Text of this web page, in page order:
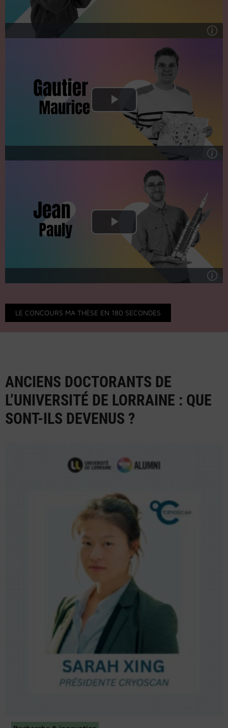
LE CONCOURS MA THÈSE EN 180 SECONDES
ANCIENS DOCTORANTS DE
L’UNIVERSITÉ DE LORRAINE : QUE
SONT-ILS DEVENUS ?